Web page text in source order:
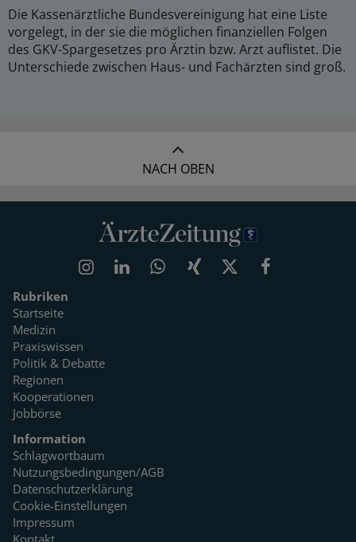
Die Kassenärztliche Bundesvereinigung hat eine Liste
vorgelegt, in der sie die möglichen finanziellen Folgen
des GKV-Spargesetzes pro Ärztin bzw. Arzt auflistet. Die
Unterschiede zwischen Haus- und Fachärzten sind groß.
NACH OBEN
Rubriken
Startseite
Medizin
Praxiswissen
Politik & Debatte
Regionen
Kooperationen
Jobbörse
Information
Schlagwortbaum
Nutzungsbedingungen/AGB
Datenschutzerklärung
Cookie-Einstellungen
Impressum
Kontakt